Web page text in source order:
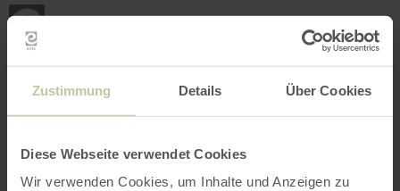
Zustimmung Details Über Cookies
Diese Webseite verwendet Cookies
Wir verwenden Cookies, um Inhalte und Anzeigen zu
Skip to main content
Skip to main navigation
Back
to
home
page
SEARCH MENU
The leisure activities listed below have been
posted on the Regiondo booking platform by the
Rureifel Tourismus GmbH is solely responsible
for the content.